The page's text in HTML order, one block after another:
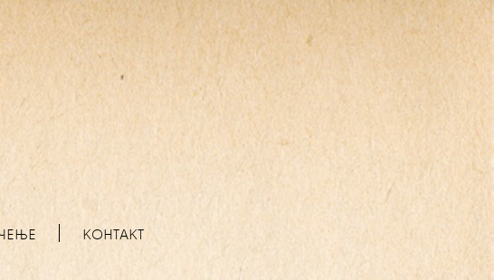
КОНТАКТ